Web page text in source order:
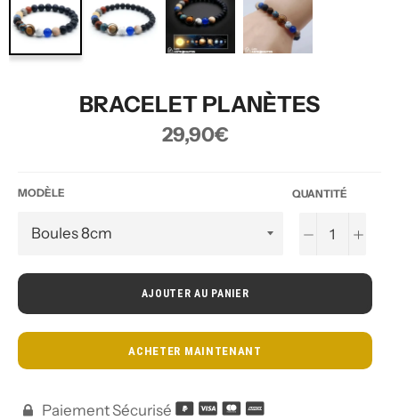
BRACELET PLANÈTES
Prix
régulier
29,90€
MODÈLE QUANTITÉ
− +
AJOUTER AU PANIER
ACHETER MAINTENANT
 Paiement Sécurisé